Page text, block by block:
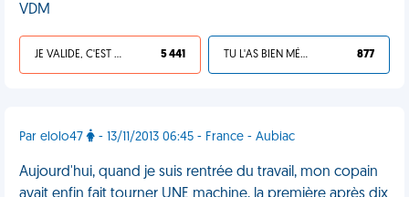
VDM
JE VALIDE, C'EST UNE VDM 5 441 TU L'AS BIEN MÉRITÉ 877
Par elolo47 - 13/11/2013 06:45 - France - Aubiac
Aujourd'hui, quand je suis rentrée du travail, mon copain